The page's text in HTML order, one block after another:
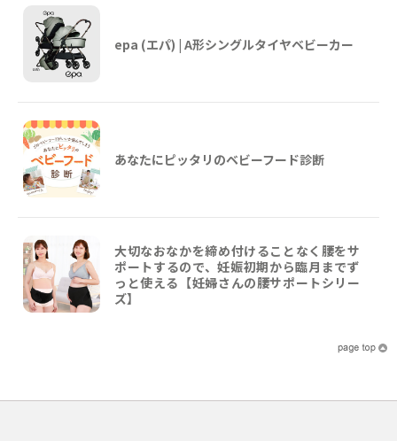
epa (エパ) | A形シングルタイヤベビーカー
あなたにピッタリのベビーフード診断
大切なおなかを締め付けることなく腰をサ
ポートするので、妊娠初期から臨月までず
っと使える【妊婦さんの腰サポートシリー
ズ】